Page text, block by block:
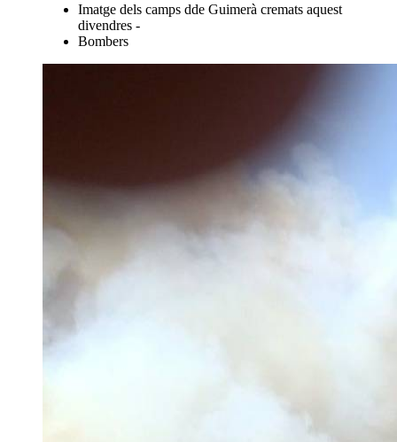
Imatge dels camps dde Guimerà cremats aquest
divendres -
Bombers